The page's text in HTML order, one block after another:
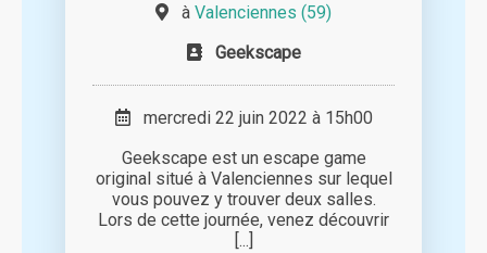
à Valenciennes (59)
Geekscape
mercredi 22 juin 2022 à 15h00
Geekscape est un escape game
original situé à Valenciennes sur lequel
vous pouvez y trouver deux salles.
Lors de cette journée, venez découvrir
[...]